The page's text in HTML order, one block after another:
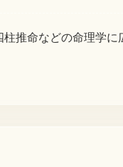
推命などの命理学に